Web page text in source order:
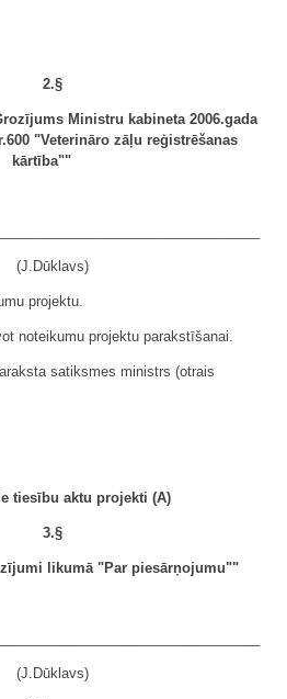
2.§
Ministru kabineta 2006.gada
"Veterināro zāļu reģistrēšanas
kārtība""
(J.Dūklavs)
projektu.
noteikumu projektu parakstīšanai.
satiksmes ministrs (otrais
tiesību aktu projekti (A)
3.§
likumā "Par piesārņojumu""
(J.Dūklavs)